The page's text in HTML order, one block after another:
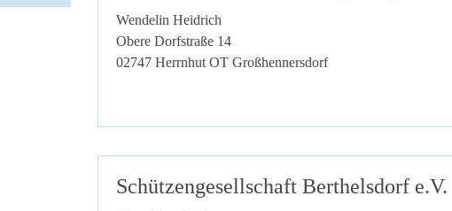
Wendelin Heidrich
Obere Dorfstraße 14
02747 Herrnhut OT Großhennersdorf
Schützengesellschaft Berthelsdorf e.V.